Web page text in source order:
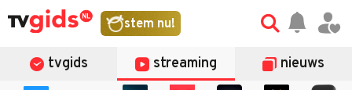
stem nu!
tvgids streaming nieuws